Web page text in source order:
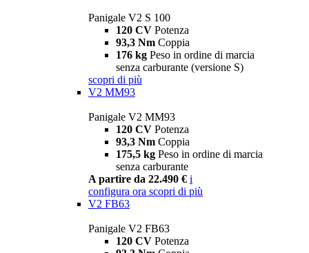
Panigale V2 S 100
120 CV Potenza
93,3 Nm Coppia
176 kg Peso in ordine di marcia
senza carburante (versione S)
scopri di più
V2 MM93
Panigale V2 MM93
120 CV Potenza
93,3 Nm Coppia
175,5 kg Peso in ordine di marcia
senza carburante
A partire da 22.490 € i
configura ora scopri di più
V2 FB63
Panigale V2 FB63
120 CV Potenza